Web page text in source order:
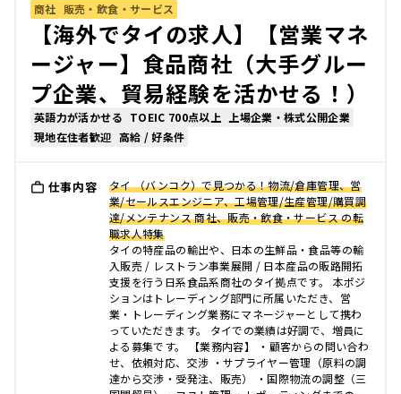
商社 販売・飲食・サービス
【海外でタイの求人】【営業マネ
ージャー】食品商社（大手グルー
プ企業、貿易経験を活かせる！）
英語力が活かせる TOEIC 700点以上
上場企業・株式公開企業
現地在住者歓迎 高給 / 好条件
仕事内容
タイ （バンコク）で見つかる！物流/倉庫管理、営
業/セールスエンジニア、工場管理/生産管理/購買調
達/メンテナンス 商社、販売・飲食・サービス の転
職求人特集
タイの特産品の輸出や、日本の生鮮品・食品等の輸
入販売 / レストラン事業展開 / 日本産品の販路開拓
支援を行う日系食品系商社のタイ拠点です。 本ポジ
ションはトレーディング部門に所属いただき、営
業・トレーディング業務にマネージャーとして携わ
っていただきます。 タイでの業績は好調で、増員に
よる募集です。 【業務内容】 ・顧客からの問い合わ
せ、依頼対応、交渉 ・サプライヤー管理（原料の調
達から交渉・受発注、販売） ・国際物流の調整（三